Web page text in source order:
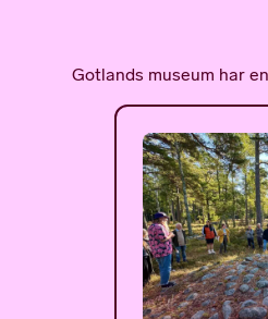
Gotlands museum har